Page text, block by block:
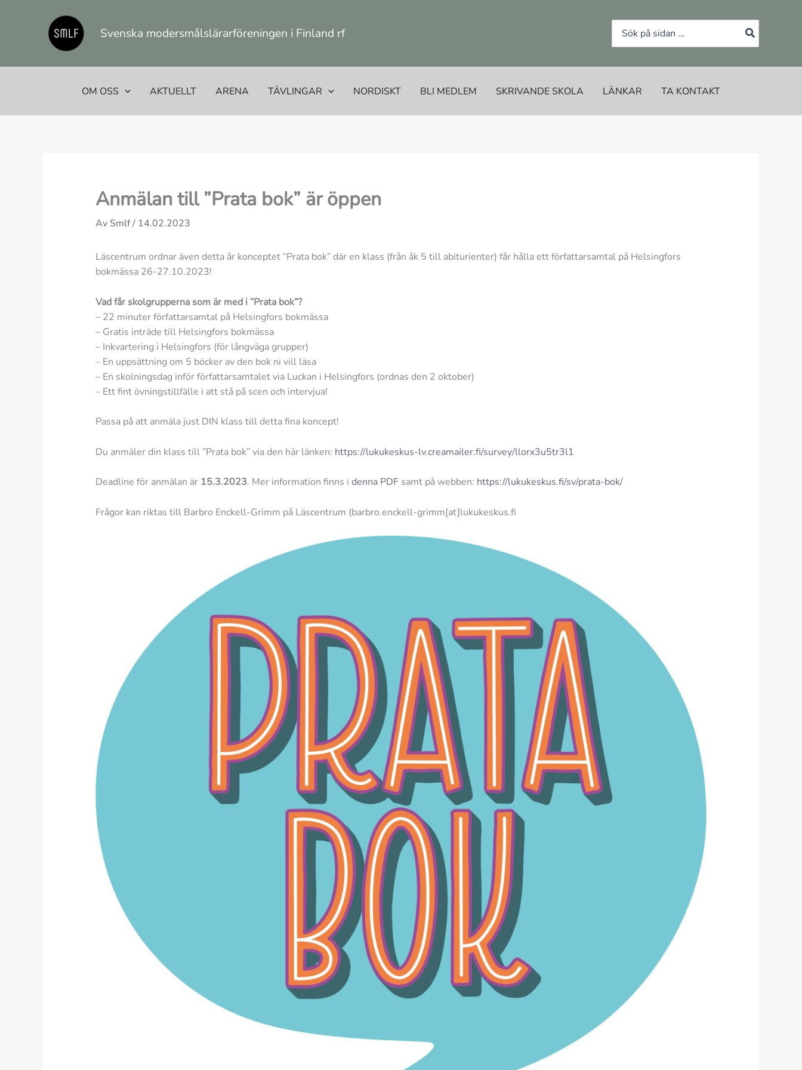
Svenska modersmålslärarföreningen i Finland rf
Search
for:
OM OSS AKTUELLT ARENA TÄVLINGAR NORDISKT BLI MEDLEM SKRIVANDE SKOLA LÄNKAR TA KONTAKT
Anmälan till ”Prata bok” är öppen
Av Smlf/ 14.02.2023
Läscentrum ordnar även detta år konceptet ”Prata bok” där en klass (från åk 5 till abiturienter) får hålla ett författarsamtal på Helsingfors
bokmässa 26-27.10.2023!
Vad får skolgrupperna som är med i ”Prata bok”?
– 22 minuter författarsamtal på Helsingfors bokmässa
– Gratis inträde till Helsingfors bokmässa
– Inkvartering i Helsingfors (för långväga grupper)
– En uppsättning om 5 böcker av den bok ni vill läsa
– En skolningsdag inför författarsamtalet via Luckan i Helsingfors (ordnas den 2 oktober)
– Ett fint övningstillfälle i att stå på scen och intervjua!
Passa på att anmäla just DIN klass till detta fina koncept!
Du anmäler din klass till ”Prata bok” via den här länken: https://lukukeskus-lv.creamailer.fi/survey/llorx3u5tr3l1
Deadline för anmälan är 15.3.2023. Mer information finns i denna PDF samt på webben: https://lukukeskus.fi/sv/prata-bok/
Frågor kan riktas till Barbro Enckell-Grimm på Läscentrum (barbro.enckell-grimm[at]lukukeskus.fi